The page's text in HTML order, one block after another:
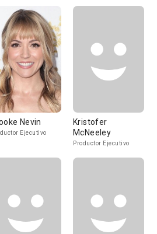
Nevin
Ejecutivo
Kristofer
McNeeley
Productor Ejecutivo